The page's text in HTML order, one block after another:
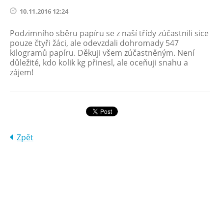
10.11.2016 12:24
Podzimního sběru papíru se z naší třídy zúčastnili sice
pouze čtyři žáci, ale odevzdali dohromady 547
kilogramů papíru. Děkuji všem zúčastněným. Není
důležité, kdo kolik kg přinesl, ale oceňuji snahu a
zájem!
Zpět